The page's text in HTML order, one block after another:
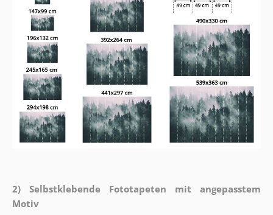
2) Selbstklebende Fototapeten mit angepasstem
Motiv